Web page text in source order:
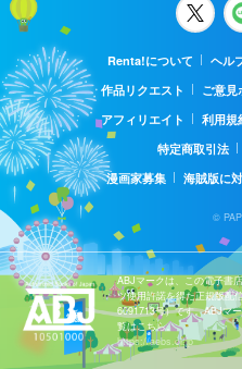
Renta!について ヘル
作品リクエスト
ご意見
アフィリエイト
利用規
特定商取引法
漫画家募集
海賊版に
©
ABJマークは、この電子書
ツ使用許諾を得た正規版配
6091713号）です。ABJマ
覧はこちら。
https://aebs.or.jp